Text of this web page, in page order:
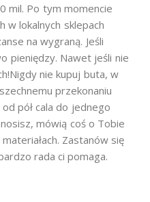
mil. Po tym momencie
w lokalnych sklepach
na wygraną. Jeśli
pieniędzy. Nawet jeśli nie
nie kupuj buta, w
przekonaniu
pół cala do jednego
mówią coś o Tobie
Zastanów się
rada ci pomaga.